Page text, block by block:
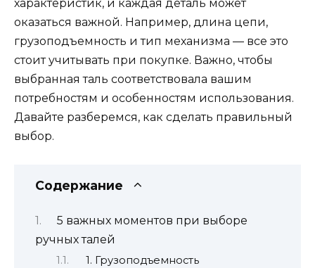
характеристик, и каждая деталь может
оказаться важной. Например, длина цепи,
грузоподъемность и тип механизма — все это
стоит учитывать при покупке. Важно, чтобы
выбранная таль соответствовала вашим
потребностям и особенностям использования.
Давайте разберемся, как сделать правильный
выбор.
Содержание
5 важных моментов при выборе
ручных талей
1. Грузоподъемность